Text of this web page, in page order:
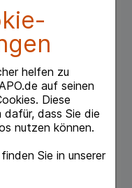
helfen zu
auf seinen
Diese
dass Sie die
nutzen können.
Sie in unserer
durch
oder
- zum Beispiel
sowie
dadurch